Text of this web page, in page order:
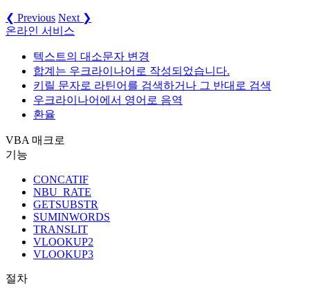
❮ Previous Next ❯
온라인 서비스
텍스트의 대소문자 변경
합계는 우크라이나어로 작성되었습니다.
키릴 문자로 라틴어를 검색하거나 그 반대로 검색
우크라이나어에서 영어로 음역
환율
VBA 매크로
기능
CONCATIF
NBU_RATE
GETSUBSTR
SUMINWORDS
TRANSLIT
VLOOKUP2
VLOOKUP3
절차